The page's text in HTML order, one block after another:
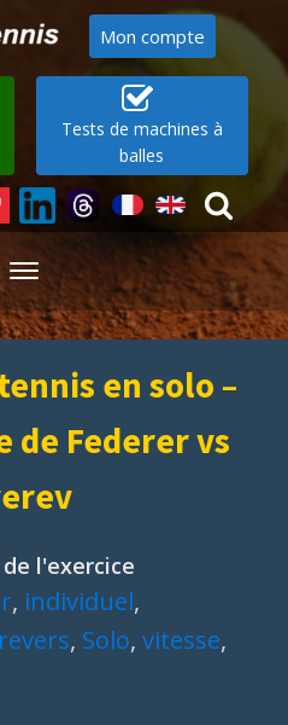
Mon compte
Tests de machines à
balles
en solo –
de Federer vs
l'exercice
, individuel,
revers, Solo, vitesse,